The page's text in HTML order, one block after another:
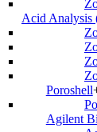
Acid
Poroshell
Agilent